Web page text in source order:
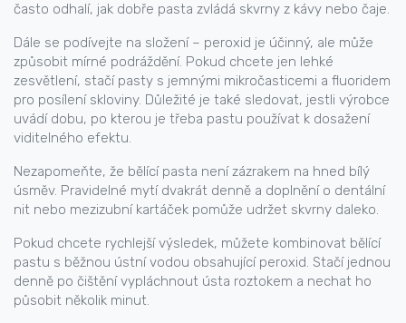
často odhalí, jak dobře pasta zvládá skvrny z kávy nebo čaje.
Dále se podívejte na složení – peroxid je účinný, ale může
způsobit mírné podráždění. Pokud chcete jen lehké
zesvětlení, stačí pasty s jemnými mikročasticemi a fluoridem
pro posílení skloviny. Důležité je také sledovat, jestli výrobce
uvádí dobu, po kterou je třeba pastu používat k dosažení
viditelného efektu.
Nezapomeňte, že bělící pasta není zázrakem na hned bílý
úsměv. Pravidelné mytí dvakrát denně a doplnění o dentální
nit nebo mezizubní kartáček pomůže udržet skvrny daleko.
Pokud chcete rychlejší výsledek, můžete kombinovat bělící
pastu s běžnou ústní vodou obsahující peroxid. Stačí jednou
denně po čištění vypláchnout ústa roztokem a nechat ho
působit několik minut.